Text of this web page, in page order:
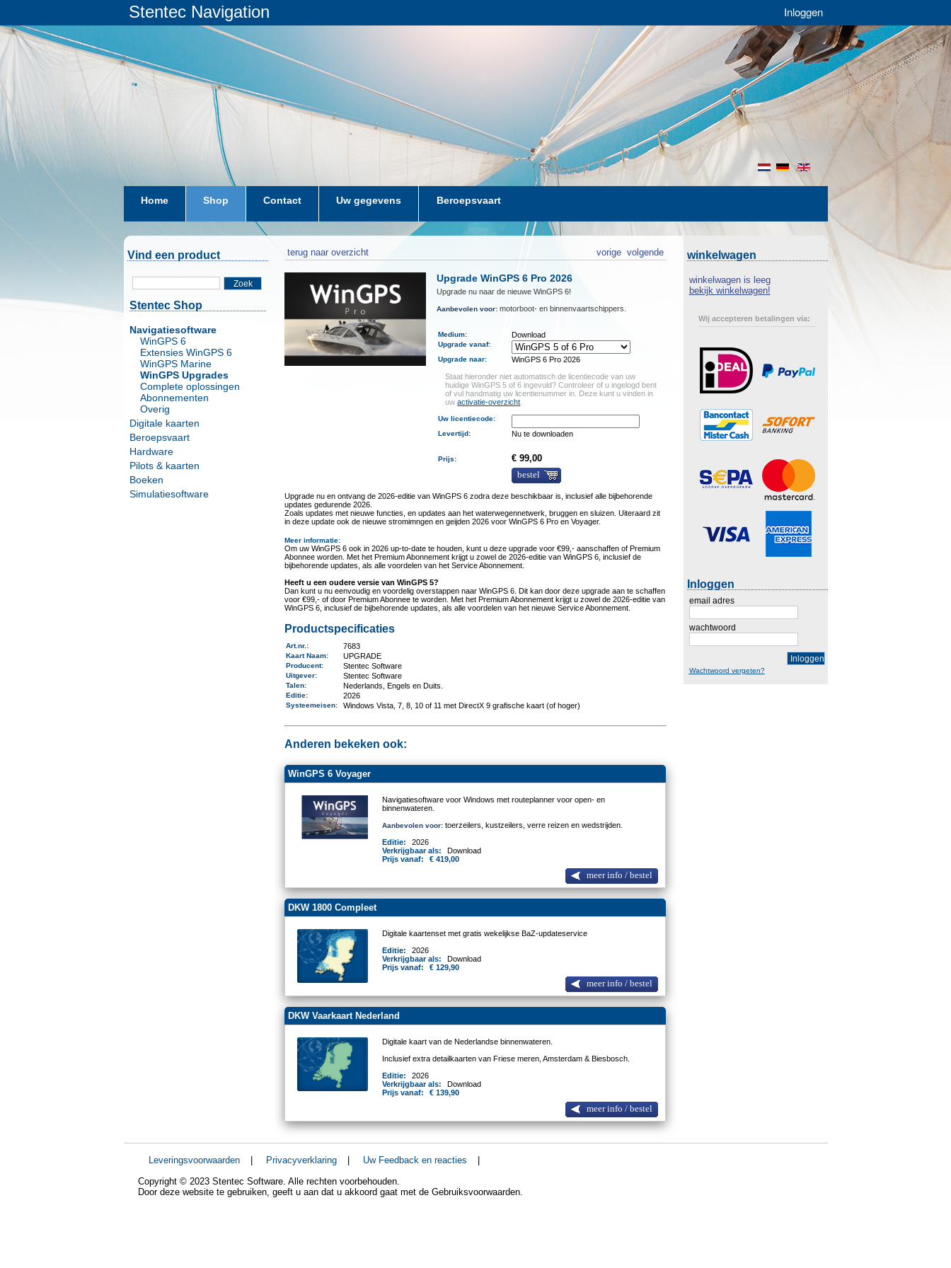
Stentec Navigation Inloggen
en
de
nl
Home Shop Contact Uw gegevens Beroepsvaart
Vind een product
Zoek
Stentec Shop
Navigatiesoftware
WinGPS 6
Extensies WinGPS 6
WinGPS Marine
WinGPS Upgrades
Complete oplossingen
Abonnementen
Overig
Digitale kaarten
Beroepsvaart
Hardware
Pilots & kaarten
Boeken
Simulatiesoftware
terug naar overzicht volgende
vorige
Upgrade WinGPS 6 Pro 2026
Upgrade nu naar de nieuwe WinGPS 6!
Aanbevolen voor: motorboot- en binnenvaartschippers.
Medium: Download
Upgrade vanaf:
Upgrade naar:
WinGPS 6 Pro 2026
Staat hieronder niet automatisch de licentiecode van uw
huidige WinGPS 5 of 6 ingevuld? Controleer of u ingelogd bent
of vul handmatig uw licentienummer in. Deze kunt u vinden in
uwactivatie-overzicht
Uw licentiecode:
Levertijd: Nu te downloaden
Prijs:
€ 99,00
bestel
Upgrade nu en ontvang de 2026-editie van WinGPS 6 zodra deze beschikbaar is, inclusief alle bijbehorende
updates gedurende 2026.
Zoals updates met nieuwe functies, en updates aan het waterwegennetwerk, bruggen en sluizen. Uiteraard zit
in deze update ook de nieuwe stromimngen en geijden 2026 voor WinGPS 6 Pro en Voyager.
Meer informatie:
Om uw WinGPS 6 ook in 2026 up-to-date te houden, kunt u deze upgrade voor €99,- aanschaffen of Premium
Abonnee worden. Met het Premium Abonnement krijgt u zowel de 2026-editie van WinGPS 6, inclusief de
bijbehorende updates, als alle voordelen van het Service Abonnement.
Heeft u een oudere versie van WinGPS 5?
Dan kunt u nu eenvoudig en voordelig overstappen naar WinGPS 6. Dit kan door deze upgrade aan te schaffen
voor €99,- of door Premium Abonnee te worden. Met het Premium Abonnement krijgt u zowel de 2026-editie van
WinGPS 6, inclusief de bijbehorende updates, als alle voordelen van het nieuwe Service Abonnement.
Productspecificaties
Art.nr. : 7683
Kaart Naam: UPGRADE
Producent: Stentec Software
Uitgever: Stentec Software
Talen: Nederlands, Engels en Duits.
Editie: 2026
Systeemeisen: Windows Vista, 7, 8, 10 of 11 met DirectX 9 grafische kaart (of hoger)
Anderen bekeken ook:
WinGPS 6 Voyager
Navigatiesoftware voor Windows met routeplanner voor open- en
binnenwateren.
Aanbevolen voor: toerzeilers, kustzeilers, verre reizen en wedstrijden.
Editie:
2026
Verkrijgbaar als:
Download
Prijs vanaf:
€ 419,00
meer info / bestel
DKW 1800 Compleet
Digitale kaartenset met gratis wekelijkse BaZ-updateservice
Editie:
2026
Verkrijgbaar als:
Download
Prijs vanaf:
€ 129,90
meer info / bestel
DKW Vaarkaart Nederland
Digitale kaart van de Nederlandse binnenwateren.
Inclusief extra detailkaarten van Friese meren, Amsterdam & Biesbosch.
Editie:
2026
Verkrijgbaar als:
Download
Prijs vanaf:
€ 139,90
meer info / bestel
winkelwagen
winkelwagen is leeg
bekijk winkelwagen!
Wij accepteren betalingen via:
Inloggen
email adres
wachtwoord
Inloggen
Wachtwoord vergeten?
Leveringsvoorwaarden | Privacyverklaring | Uw Feedback en reacties
|
Copyright © 2023 Stentec Software. Alle rechten voorbehouden.
Door deze website te gebruiken, geeft u aan dat u akkoord gaat met de Gebruiksvoorwaarden.